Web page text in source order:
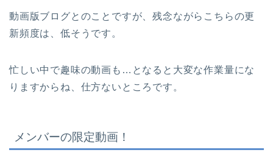
動画版ブログとのことですが、残念ながらこちらの更
新頻度は、低そうです。
忙しい中で趣味の動画も…となると大変な作業量にな
りますからね、仕方ないところです。
メンバーの限定動画！